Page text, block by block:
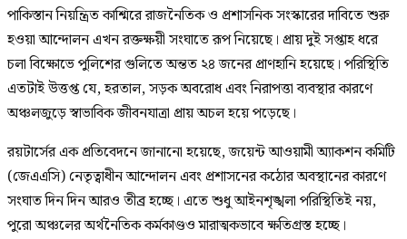
পাকিস্তান নিয়ন্ত্রিত কাশ্মিরে রাজনৈতিক ও প্রশাসনিক সংস্কারের দাবিতে শুরু
হওয়া আন্দোলন এখন রক্তক্ষয়ী সংঘাতে রূপ নিয়েছে। প্রায় দুই সপ্তাহ ধরে
চলা বিক্ষোভে পুলিশের গুলিতে অন্তত ২৪ জনের প্রাণহানি হয়েছে। পরিস্থিতি
এতটাই উত্তপ্ত যে, হরতাল, সড়ক অবরোধ এবং নিরাপত্তা ব্যবস্থার কারণে
অঞ্চলজুড়ে স্বাভাবিক জীবনযাত্রা প্রায় অচল হয়ে পড়েছে।
রয়টার্সের এক প্রতিবেদনে জানানো হয়েছে, জয়েন্ট আওয়ামী অ্যাকশন কমিটি
(জেএএসি) নেতৃত্বাধীন আন্দোলন এবং প্রশাসনের কঠোর অবস্থানের কারণে
সংঘাত দিন দিন আরও তীব্র হচ্ছে। এতে শুধু আইনশৃঙ্খলা পরিস্থিতিই নয়,
পুরো অঞ্চলের অর্থনৈতিক কর্মকাণ্ডও মারাত্মকভাবে ক্ষতিগ্রস্ত হচ্ছে।